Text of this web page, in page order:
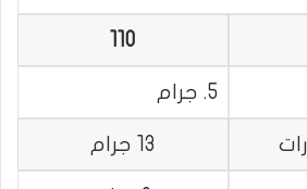
110
5. جرام
13 جرام